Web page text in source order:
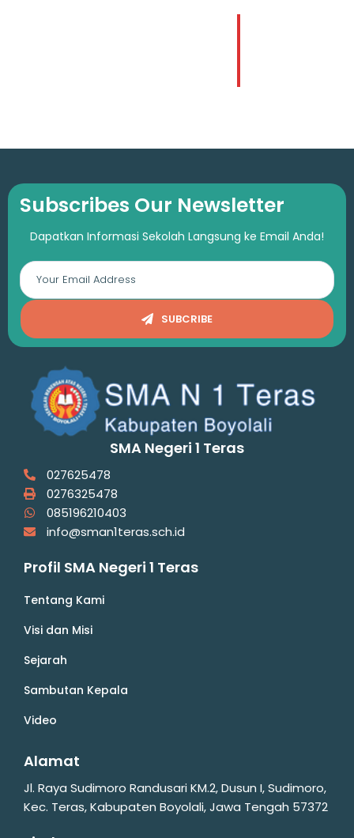
Subscribes Our Newsletter
Dapatkan Informasi Sekolah Langsung ke Email Anda!
SUBCRIBE
SMA Negeri 1 Teras
027625478
0276325478
085196210403
info@sman1teras.sch.id
Profil SMA Negeri 1 Teras
Tentang Kami
Visi dan Misi
Sejarah
Sambutan Kepala
Video
Alamat
Jl. Raya Sudimoro Randusari KM.2, Dusun I, Sudimoro,
Kec. Teras, Kabupaten Boyolali, Jawa Tengah 57372